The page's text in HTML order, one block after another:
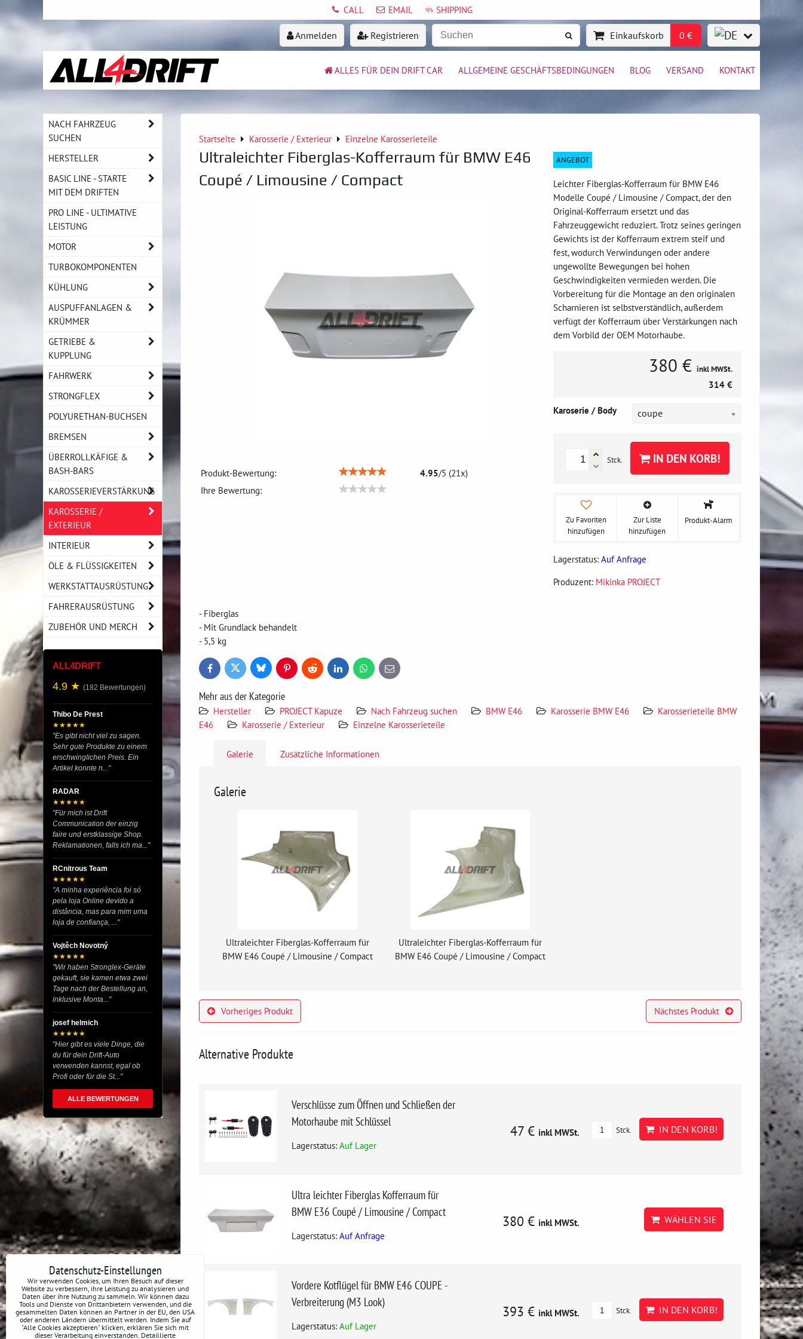
CALL EMAIL SHIPPING
Anmelden Registrieren Einkaufskorb 0 €
ALLES FÜR DEIN DRIFT CAR ALLGEMEINE GESCHÄFTSBEDINGUNGEN BLOG VERSAND KONTAKT
Startseite Karosserie / Exterieur Einzelne Karosserieteile
Ultraleichter Fiberglas-Kofferraum für BMW E46
Coupé / Limousine / Compact
Produkt-Bewertung: 4.95/5 (21x)
Ihre Bewertung:
ANGEBOT
Leichter Fiberglas-Kofferraum für BMW E46
Modelle Coupé / Limousine / Compact, der den
Original-Kofferraum ersetzt und das
Fahrzeuggewicht reduziert. Trotz seines geringen
Gewichts ist der Kofferraum extrem steif und
fest, wodurch Verwindungen oder andere
ungewollte Bewegungen bei hohen
Geschwindigkeiten vermieden werden. Die
Vorbereitung für die Montage an den originalen
Scharnieren ist selbstverständlich, außerdem
verfügt der Kofferraum über Verstärkungen nach
dem Vorbild der OEM Motorhaube.
380 € inkl MWSt.
314 €
Karoserie / Body coupe
Stck. IN DEN KORB!
Zu Favoriten
hinzufügen
Zur Liste
hinzufügen
Produkt-Alarm
Lagerstatus: Auf Anfrage
Produzent: Mikinka PROJECT
- Fiberglas
- Mit Grundlack behandelt
- 5,5 kg
FacebookTwitter BlueskyPinterestReddit LinkedInWhatsApp
E-
mail
Mehr aus der Kategorie
Hersteller PROJECT Kapuze Nach Fahrzeug suchen BMW E46 Karosserie BMW E46
Karosserieteile BMW
E46
Karosserie / Exterieur Einzelne Karosserieteile
Galerie Zusätzliche Informationen
Galerie
Ultraleichter Fiberglas-Kofferraum für
BMW E46 Coupé / Limousine / Compact
Ultraleichter Fiberglas-Kofferraum für
BMW E46 Coupé / Limousine / Compact
Vorheriges Produkt Nächstes Produkt
Alternative Produkte
Verschlüsse zum Öffnen und Schließen der
Motorhaube mit Schlüssel
Lagerstatus: Auf Lager
47 € inkl MWSt. Stck. IN DEN KORB!
Ultra leichter Fiberglas Kofferraum für
BMW E36 Coupé / Limousine / Compact
Lagerstatus: Auf Anfrage
380 € inkl MWSt. WÄHLEN SIE
Vordere Kotflügel für BMW E46 COUPE -
Verbreiterung (M3 Look)
Lagerstatus: Auf Lager
393 € inkl MWSt. Stck. IN DEN KORB!
NACH FAHRZEUG
SUCHEN
HERSTELLER
BASIC LINE - STARTE
MIT DEM DRIFTEN
PRO LINE - ULTIMATIVE
LEISTUNG
MOTOR
TURBOKOMPONENTEN
KÜHLUNG
AUSPUFFANLAGEN &
KRÜMMER
GETRIEBE &
KUPPLUNG
FAHRWERK
STRONGFLEX
POLYURETHAN-BUCHSEN
BREMSEN
ÜBERROLLKÄFIGE &
BASH-BARS
KAROSSERIEVERSTÄRKUNG
KAROSSERIE /
EXTERIEUR
INTERIEUR
ÖLE & FLÜSSIGKEITEN
WERKSTATTAUSRÜSTUNG
FAHRERAUSRÜSTUNG
ZUBEHÖR UND MERCH
ALL4DRIFT
4.9 ★ (182 Bewertungen)
Thibo De Prest
★★★★★
"Es gibt nicht viel zu sagen.
Sehr gute Produkte zu einem
erschwinglichen Preis. Ein
Artikel konnte n..."
RADAR
★★★★★
"Für mich ist Drift
Communication der einzig
faire und erstklassige Shop.
Reklamationen, falls ich ma..."
RCnitrous Team
★★★★★
"A minha experiência foi só
pela loja Online devido a
distância, mas para mim uma
loja de confiança, ..."
Vojtěch Novotný
★★★★★
"Wir haben Stronglex-Geräte
gekauft, sie kamen etwa zwei
Tage nach der Bestellung an,
inklusive Monta..."
josef helmich
★★★★★
"Hier gibt es viele Dinge, die
du für dein Drift-Auto
verwenden kannst, egal ob
Profi oder für die St..."
ALLE BEWERTUNGEN
Datenschutz-Einstellungen
Wir verwenden Cookies, um Ihren Besuch auf dieser
Website zu verbessern, ihre Leistung zu analysieren und
Daten über ihre Nutzung zu sammeln. Wir können dazu
Tools und Dienste von Drittanbietern verwenden, und die
gesammelten Daten können an Partner in der EU, den USA
oder anderen Ländern übermittelt werden. Indem Sie auf
"Alle Cookies akzeptieren" klicken, erklären Sie sich mit
dieser Verarbeitung einverstanden. Detaillierte